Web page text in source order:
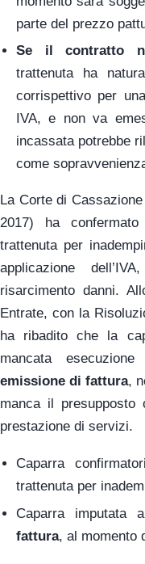
parte del prezzo
Se il contratto
trattenuta ha
corrispettivo per
IVA, e non va
incassata potrebbe
come
La Corte di
2017) ha
trattenuta per
applicazione
risarcimento danni.
Entrate, con la
ha ribadito che la
mancata
emissione di fattura,
manca il
prestazione di servizi.
Caparra
trattenuta per
Caparra imputata
fattura, al momento